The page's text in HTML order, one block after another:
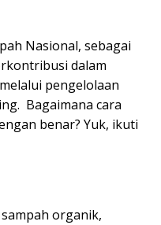
Nasional, sebagai
dalam
pengelolaan
Bagaimana cara
benar? Yuk, ikuti
organik,